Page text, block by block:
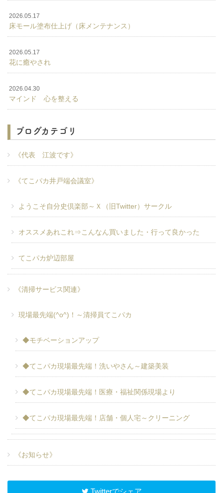
2026.05.17
床モール塗布仕上げ（床メンテナンス）
2026.05.17
花に癒やされ
2026.04.30
マインド 心を整える
ブログカテゴリ
《代表 江波です》
《てこパカ井戸端会議室》
ようこそ自分史倶楽部～Ｘ（旧Twitter）サークル
オススメあれこれ⇒こんなん買いました・行って良かった
てこパカ炉辺部屋
《清掃サービス関連》
現場最先端(^o^)！～清掃員てこパカ
◆モチベーションアップ
◆てこパカ現場最先端！洗いやさん～建築美装
◆てこパカ現場最先端！医療・福祉関係現場より
◆てこパカ現場最先端！店舗・個人宅～クリーニング
《お知らせ》